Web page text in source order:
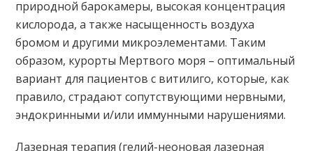
природной барокамеры, высокая концентрация
кислорода, а также насыщенность воздуха
бромом и другими микроэлементами. Таким
образом, курорты Мертвого моря – оптимальный
вариант для пациентов с витилиго, которые, как
правило, страдают сопутствующими нервными,
эндокринными и/или иммунными нарушениями.
Лазерная терапия (гелий-неоновая лазерная